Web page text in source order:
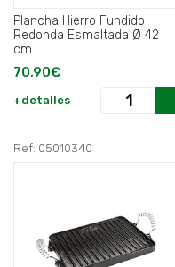
Plancha Hierro Fundido
Redonda Esmaltada Ø 42
cm..
70,90€
+detalles
Ref: 05010340